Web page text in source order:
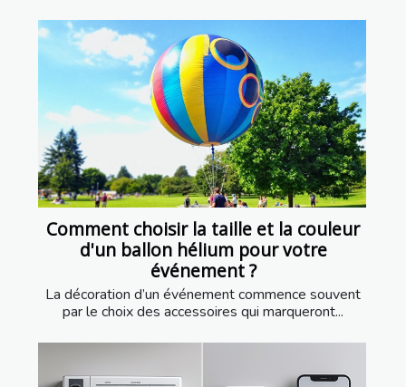
Comment choisir la taille et la couleur
d'un ballon hélium pour votre
événement ?
La décoration d’un événement commence souvent
par le choix des accessoires qui marqueront...